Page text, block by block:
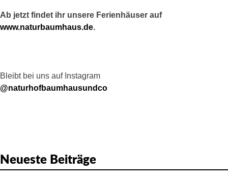
o
n
Ab jetzt findet ihr unsere Ferienhäuser auf
www.naturbaumhaus.de.
Bleibt bei uns auf Instagram
@naturhofbaumhausundco
Neueste Beiträge